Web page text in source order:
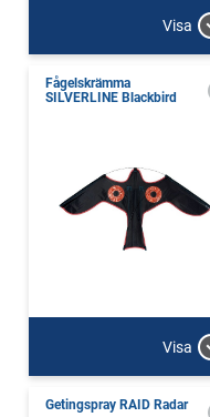
Visa
Fågelskrämma
SILVERLINE Blackbird
Visa
Getingspray RAID Radar